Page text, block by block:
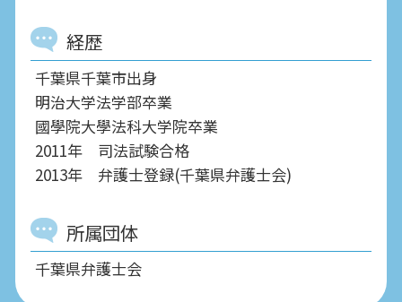
経歴
千葉県千葉市出身
明治大学法学部卒業
國學院大學法科大学院卒業
2011年 司法試験合格
2013年 弁護士登録(千葉県弁護士会)
所属団体
千葉県弁護士会